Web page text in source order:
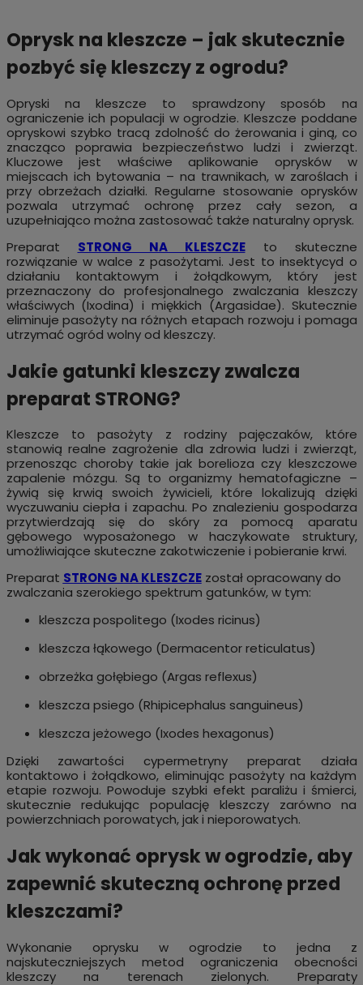
Oprysk na kleszcze – jak skutecznie
pozbyć się kleszczy z ogrodu?
Opryski na kleszcze to sprawdzony sposób na
ograniczenie ich populacji w ogrodzie. Kleszcze poddane
opryskowi szybko tracą zdolność do żerowania i giną, co
znacząco poprawia bezpieczeństwo ludzi i zwierząt.
Kluczowe jest właściwe aplikowanie oprysków w
miejscach ich bytowania – na trawnikach, w zaroślach i
przy obrzeżach działki. Regularne stosowanie oprysków
pozwala utrzymać ochronę przez cały sezon, a
uzupełniająco można zastosować także naturalny oprysk.
Preparat STRONG NA KLESZCZEto skuteczne
rozwiązanie w walce z pasożytami. Jest to insektycyd o
działaniu kontaktowym i żołądkowym, który jest
przeznaczony do profesjonalnego zwalczania kleszczy
właściwych (Ixodina) i miękkich (Argasidae). Skutecznie
eliminuje pasożyty na różnych etapach rozwoju i pomaga
utrzymać ogród wolny od kleszczy.
Jakie gatunki kleszczy zwalcza
preparat STRONG?
Kleszcze to pasożyty z rodziny pajęczaków, które
stanowią realne zagrożenie dla zdrowia ludzi i zwierząt,
przenosząc choroby takie jak borelioza czy kleszczowe
zapalenie mózgu. Są to organizmy hematofagiczne –
żywią się krwią swoich żywicieli, które lokalizują dzięki
wyczuwaniu ciepła i zapachu. Po znalezieniu gospodarza
przytwierdzają się do skóry za pomocą aparatu
gębowego wyposażonego w haczykowate struktury,
umożliwiające skuteczne zakotwiczenie i pobieranie krwi.
Preparat STRONG NA KLESZCZEzostał opracowany do
zwalczania szerokiego spektrum gatunków, w tym:
kleszcza pospolitego (Ixodes ricinus)
kleszcza łąkowego (Dermacentor reticulatus)
obrzeżka gołębiego (Argas reflexus)
kleszcza psiego (Rhipicephalus sanguineus)
kleszcza jeżowego (Ixodes hexagonus)
Dzięki zawartości cypermetryny preparat działa
kontaktowo i żołądkowo, eliminując pasożyty na każdym
etapie rozwoju. Powoduje szybki efekt paraliżu i śmierci,
skutecznie redukując populację kleszczy zarówno na
powierzchniach porowatych, jak i nieporowatych.
Jak wykonać oprysk w ogrodzie, aby
zapewnić skuteczną ochronę przed
kleszczami?
Wykonanie oprysku w ogrodzie to jedna z
najskuteczniejszych metod ograniczenia obecności
kleszczy na terenach zielonych. Preparaty